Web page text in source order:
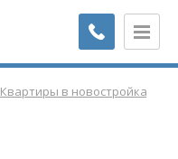
Квартиры в новостройках